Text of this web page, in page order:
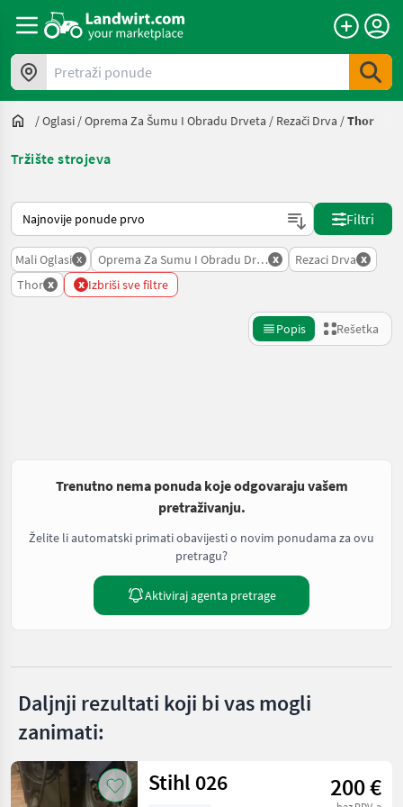
Pretraži ponude
/Oglasi /Oprema Za Šumu I Obradu Drveta / Rezači Drva /Thor
Tržište strojeva
Tako se sortira na Landwirt.com
Filtri
Mali Oglasi x Oprema Za Sumu I Obradu Drveta
x Rezaci Drva x
Thor x x Izbriši sve filtre
Popis Rešetka
Trenutno nema ponuda koje odgovaraju vašem
pretraživanju.
Želite li automatski primati obavijesti o novim ponudama za ovu
pretragu?
Aktiviraj agenta pretrage
Daljnji rezultati koji bi vas mogli
zanimati:
Stihl 026 200 €